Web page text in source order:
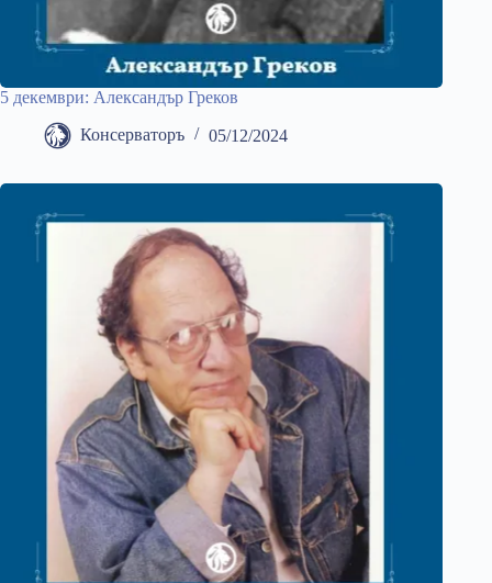
5 декември: Александър Греков
Консерваторъ 05/12/2024